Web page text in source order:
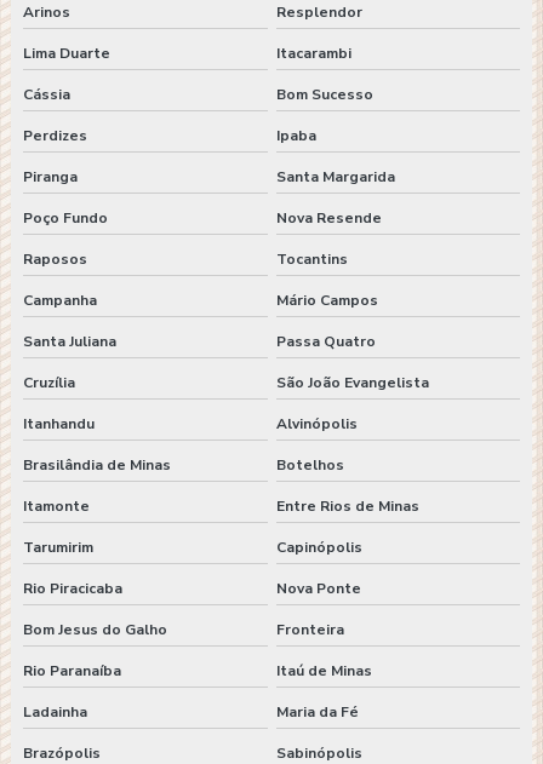
Arinos Resplendor
Lima Duarte Itacarambi
Cássia Bom Sucesso
Perdizes Ipaba
Piranga Santa Margarida
Poço Fundo Nova Resende
Raposos Tocantins
Campanha Mário Campos
Santa Juliana Passa Quatro
Cruzília São João Evangelista
Itanhandu Alvinópolis
Brasilândia de Minas Botelhos
Itamonte Entre Rios de Minas
Tarumirim Capinópolis
Rio Piracicaba Nova Ponte
Bom Jesus do Galho Fronteira
Rio Paranaíba Itaú de Minas
Ladainha Maria da Fé
Brazópolis Sabinópolis